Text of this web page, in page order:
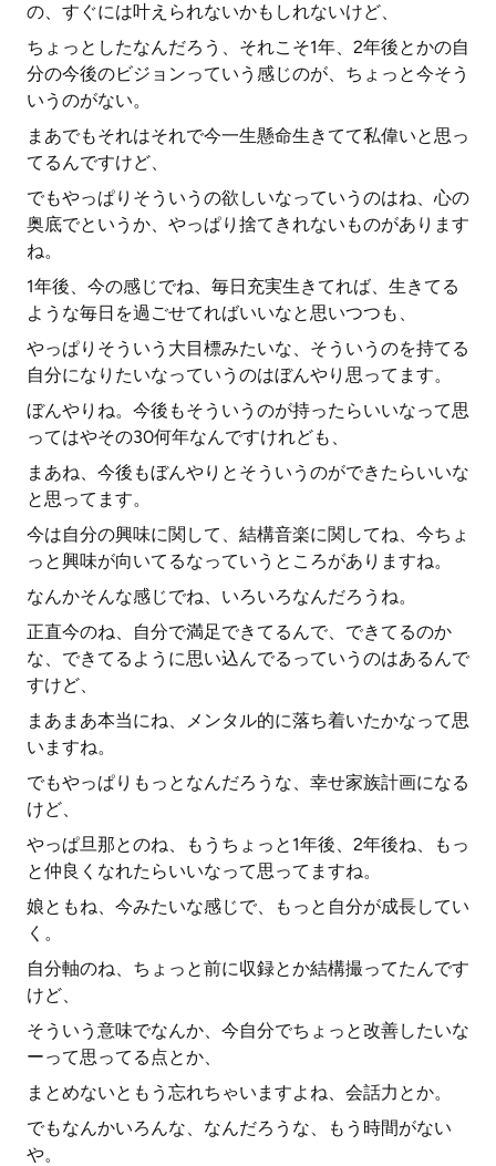
の、すぐには叶えられないかもしれないけど、
ちょっとしたなんだろう、それこそ1年、2年後とかの自
分の今後のビジョンっていう感じのが、ちょっと今そう
いうのがない。
まあでもそれはそれで今一生懸命生きてて私偉いと思っ
てるんですけど、
でもやっぱりそういうの欲しいなっていうのはね、心の
奥底でというか、やっぱり捨てきれないものがあります
ね。
1年後、今の感じでね、毎日充実生きてれば、生きてる
ような毎日を過ごせてればいいなと思いつつも、
やっぱりそういう大目標みたいな、そういうのを持てる
自分になりたいなっていうのはぼんやり思ってます。
ぼんやりね。今後もそういうのが持ったらいいなって思
ってはやその30何年なんですけれども、
まあね、今後もぼんやりとそういうのができたらいいな
と思ってます。
今は自分の興味に関して、結構音楽に関してね、今ちょ
っと興味が向いてるなっていうところがありますね。
なんかそんな感じでね、いろいろなんだろうね。
正直今のね、自分で満足できてるんで、できてるのか
な、できてるように思い込んでるっていうのはあるんで
すけど、
まあまあ本当にね、メンタル的に落ち着いたかなって思
いますね。
でもやっぱりもっとなんだろうな、幸せ家族計画になる
けど、
やっぱ旦那とのね、もうちょっと1年後、2年後ね、もっ
と仲良くなれたらいいなって思ってますね。
娘ともね、今みたいな感じで、もっと自分が成長してい
く。
自分軸のね、ちょっと前に収録とか結構撮ってたんです
けど、
そういう意味でなんか、今自分でちょっと改善したいな
ーって思ってる点とか、
まとめないともう忘れちゃいますよね、会話力とか。
でもなんかいろんな、なんだろうな、もう時間がない
や。